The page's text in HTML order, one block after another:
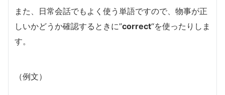
また、日常会話でもよく使う単語ですので、物事が正
しいかどうか確認するときに”correct“を使ったりしま
す。
（例文）